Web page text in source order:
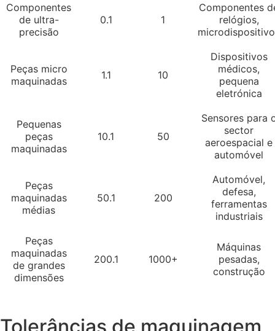
Componentes
de ultra-
precisão
0.1 1
Componentes
relógios,
Peças micro
maquinadas
1.1 10
Dispositivos
médicos,
pequena
eletrónica
Pequenas
peças
maquinadas
10.1 50
Sensores para
sector
aeroespacial e
automóvel
Peças
maquinadas
médias
50.1 200
Automóvel,
defesa,
ferramentas
industriais
Peças
maquinadas
de grandes
dimensões
200.1 1000+
Máquinas
pesadas,
construção